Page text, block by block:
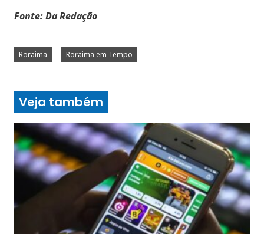
Fonte: Da Redação
Roraima Roraima em Tempo
Veja também